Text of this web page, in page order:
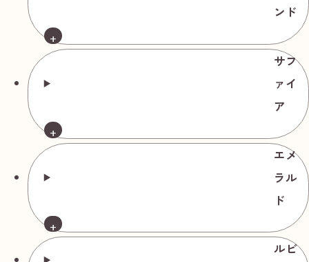
ンド
参考買取価格相場
約6号 ダイヤ
中古品
サフ
ァイ
ア
エメ
ラル
ド
ルビ